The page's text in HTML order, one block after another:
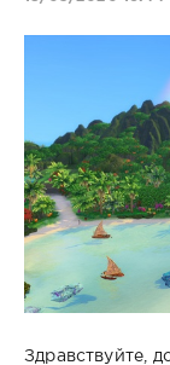
Здравствуйте,